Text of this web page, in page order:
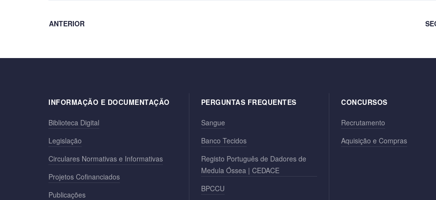
ANTERIOR
INFORMAÇÃO E DOCUMENTAÇÃO
Biblioteca Digital
Legislação
Circulares Normativas e Informativas
Projetos Cofinanciados
Publicações
PERGUNTAS FREQUENTES
Sangue
Banco Tecidos
Registo Português de Dadores de
Medula Óssea | CEDACE
BPCCU
CONCURSOS
Recrutamento
Aquisição e Compras